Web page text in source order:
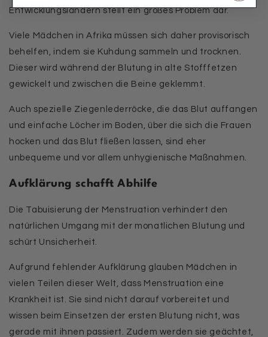
Entwicklungsländern stellt ein großes Problem dar.
Viele Mädchen in Afrika müssen sich daher provisorisch
behelfen, indem sie Kuhdung sammeln und trocknen.
Dieser wird während der Blutung in alte Stofffetzen
gewickelt und zwischen die Beine geklemmt.
Auch spezielle Ziegenlederröcke, die das Blut auffangen
und einfache Löcher im Boden, über die sich die Frauen
hocken und das Blut fließen lassen, sind eher
unbequeme und vor allem unhygienische Maßnahmen.
Aufklärung schafft Abhilfe
Die Tabuisierung der Menstruation verhindert den
natürlichen Umgang mit der monatlichen Blutung und
schürt Unsicherheit.
Aufgrund fehlender Aufklärung glauben Mädchen in
vielen Teilen dieser Welt, dass Menstruation eine
Krankheit ist. Sie sind nicht darauf vorbereitet und
wissen beim Einsetzen der ersten Blutung nicht, was
gerade mit ihnen passiert. Zudem werden sie geächtet,